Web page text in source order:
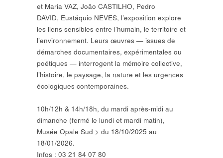
et Maria VAZ, João CASTILHO, Pedro
DAVID, Eustáquio NEVES, l’exposition explore
les liens sensibles entre l’humain, le territoire et
l’environnement. Leurs œuvres — issues de
démarches documentaires, expérimentales ou
poétiques — interrogent la mémoire collective,
l’histoire, le paysage, la nature et les urgences
écologiques contemporaines.
10h/12h & 14h/18h, du mardi après-midi au
dimanche (fermé le lundi et mardi matin),
Musée Opale Sud > du 18/10/2025 au
18/01/2026.
Infos : 03 21 84 07 80